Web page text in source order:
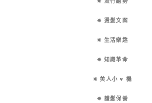
✵ 流行趨勢
✵ 燙髮文案
✵ 生活樂趣
✵ 知識革命
✵ 美人小 ♥ 機
✵ 護髮保養